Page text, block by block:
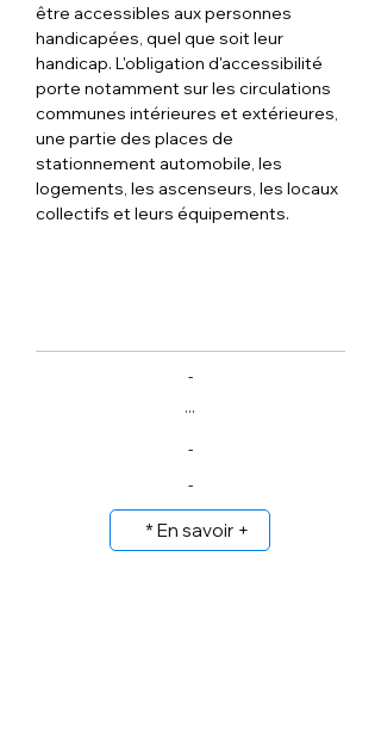
être accessibles aux personnes
handicapées, quel que soit leur
handicap. L'obligation d'accessibilité
porte notamment sur les circulations
communes intérieures et extérieures,
une partie des places de
stationnement automobile, les
logements, les ascenseurs, les locaux
collectifs et leurs équipements.
-
...
-
-
* En savoir +